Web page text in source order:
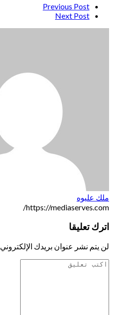
Post
navigation
Previous Post
Next Post
ملك عليوه
https://mediaserves.com/
اترك تعليقا
لن يتم نشر عنوان بريدك الإلكتروني.